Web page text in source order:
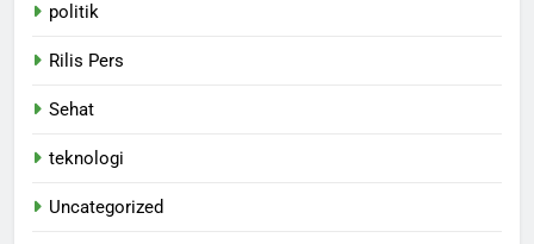
politik
Rilis Pers
Sehat
teknologi
Uncategorized